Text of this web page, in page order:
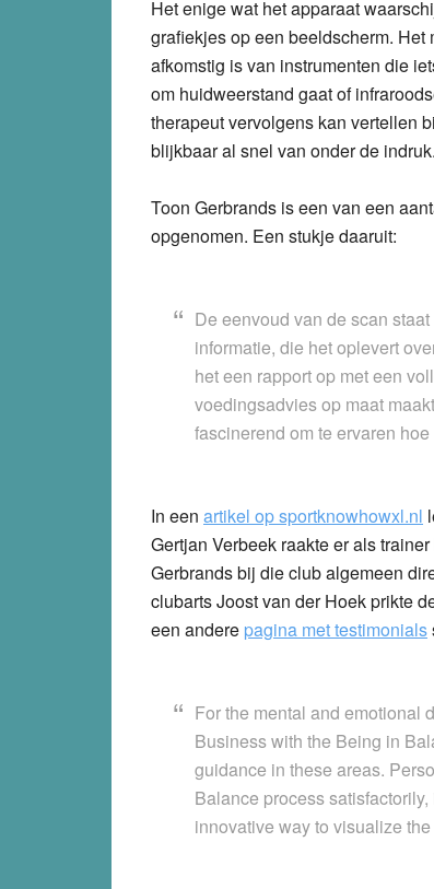
Het enige wat het apparaat
grafiekjes op een beeldscherm.
afkomstig is van instrumenten die
om huidweerstand gaat of
therapeut vervolgens kan vertellen
blijkbaar al snel van onder de indruk.
Toon Gerbrands is een van een
opgenomen. Een stukje daaruit:
De eenvoud van de scan
informatie, die het oplevert
het een rapport op met een
voedingsadvies op maat
fascinerend om te ervaren
In een artikel op sportknowhowxl.nl
Gertjan Verbeek raakte er als
Gerbrands bij die club algemeen
clubarts Joost van der Hoek prikte
een andere pagina met testimonials
For the mental and emotional
Business with the Being in
guidance in these areas.
Balance process
innovative way to visualize